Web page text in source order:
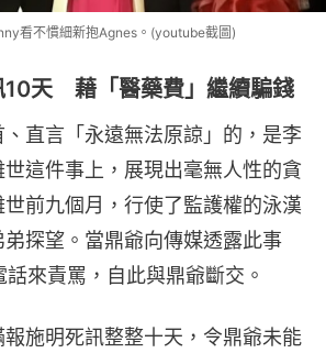
看不慣細新抱Agnes。(youtube截圖)
10天 藉「醫藥費」繼續騙錢
直言「永遠無法原諒」的，是李
這件事上，展現出毫無人性的貪
前九個月，行使了監護權的泳漢
探望。當鼎爺向傳媒透露此事
來責罵，自此與鼎爺斷交。
施明死訊整整十天，令鼎爺未能